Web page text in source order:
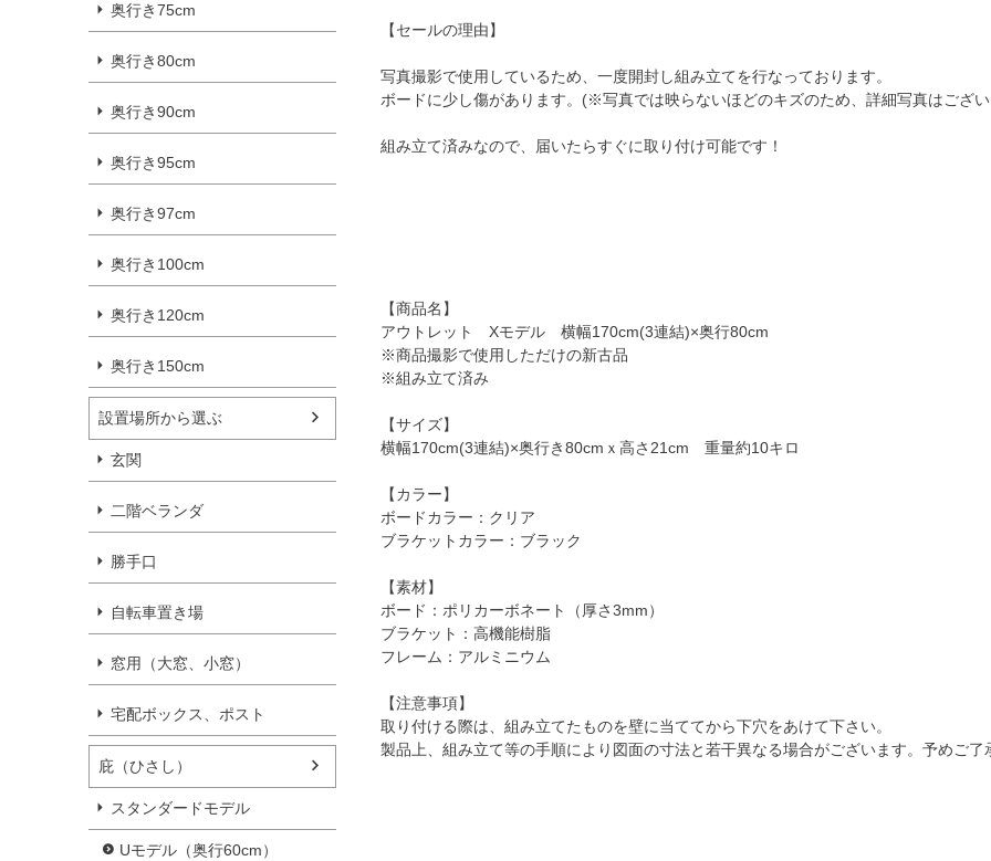
奥行き75cm
奥行き80cm
奥行き90cm
奥行き95cm
奥行き97cm
奥行き100cm
奥行き120cm
奥行き150cm
設置場所から選ぶ
玄関
二階ベランダ
勝手口
自転車置き場
窓用（大窓、小窓）
宅配ボックス、ポスト
庇（ひさし）
スタンダードモデル
Uモデル（奥行60cm）
【セールの理由】
写真撮影で使用しているため、一度開封し組み立てを行なっております。
ボードに少し傷があります。(※写真では映らないほどのキズのため、詳細写真はござ
組み立て済みなので、届いたらすぐに取り付け可能です！
【商品名】
アウトレット Xモデル 横幅170cm(3連結)×奥行80cm
※商品撮影で使用しただけの新古品
※組み立て済み
【サイズ】
横幅170cm(3連結)×奥行き80cmｘ高さ21cm 重量約10キロ
【カラー】
ボードカラー：クリア
ブラケットカラー：ブラック
【素材】
ボード：ポリカーボネート（厚さ3mm）
ブラケット：高機能樹脂
フレーム：アルミニウム
【注意事項】
取り付ける際は、組み立てたものを壁に当ててから下穴をあけて下さい。
製品上、組み立て等の手順により図面の寸法と若干異なる場合がございます。予めご了